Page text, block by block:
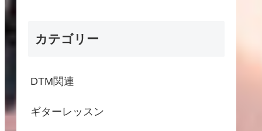
カテゴリー
DTM関連
ギターレッスン